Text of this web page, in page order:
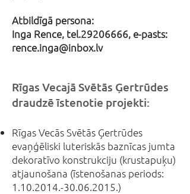
Atbildīgā persona:
Inga Rence, tel.29206666, e-pasts:
rence.inga@inbox.lv
Rīgas Vecajā Svētās Ģertrūdes
draudzē īstenotie projekti:
Rīgas Vecās Svētās Ģertrūdes
evaņģēliski luteriskās baznīcas jumta
dekoratīvo konstrukciju (krustapuķu)
atjaunošana (īstenošanas periods:
1.10.2014.-30.06.2015.)